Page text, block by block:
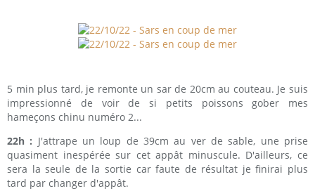
5 min plus tard, je remonte un sar de 20cm au couteau. Je suis
impressionné de voir de si petits poissons gober mes
hameçons chinu numéro 2...
22h : J'attrape un loup de 39cm au ver de sable, une prise
quasiment inespérée sur cet appât minuscule. D'ailleurs, ce
sera la seule de la sortie car faute de résultat je finirai plus
tard par changer d'appât.